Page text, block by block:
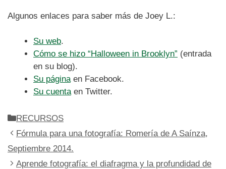
Algunos enlaces para saber más de Joey L.:
Su web.
Cómo se hizo “Halloween in Brooklyn” (entrada
en su blog).
Su páginaen Facebook.
Su cuentaen Twitter.
Categorías
RECURSOS
Fórmula para una fotografía: Romería de A Saínza,
Septiembre 2014.
Aprende fotografía: el diafragma y la profundidad de